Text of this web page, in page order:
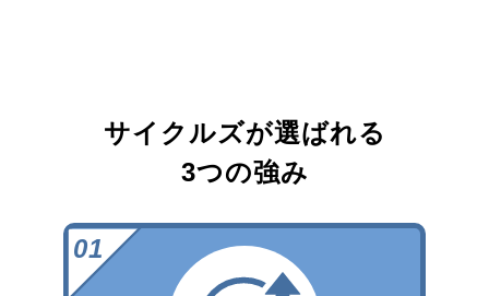
サイクルズが選ばれる
3つの強み